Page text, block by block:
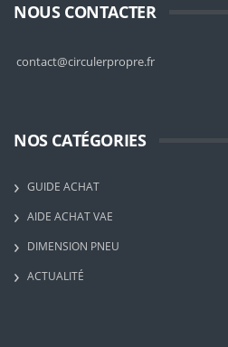
NOUS CONTACTER
contact@circulerpropre.fr
NOS CATÉGORIES
GUIDE ACHAT
AIDE ACHAT VAE
DIMENSION PNEU
ACTUALITÉ